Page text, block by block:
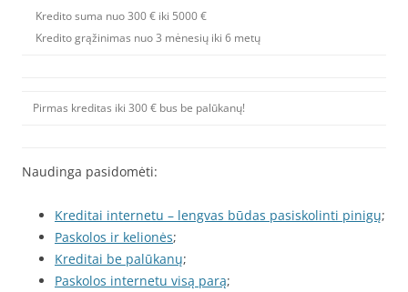
Kredito suma nuo 300 € iki 5000 €
Kredito grąžinimas nuo 3 mėnesių iki 6 metų
Pirmas kreditas iki 300 € bus be palūkanų!
Naudinga pasidomėti:
Kreditai internetu – lengvas būdas pasiskolinti pinigų;
Paskolos ir kelionės;
Kreditai be palūkanų;
Paskolos internetu visą parą;